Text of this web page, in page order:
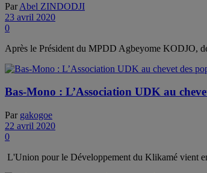
Par Abel ZINDODJI
23 avril 2020
0
Après le Président du MPDD Agbeyome KODJO,
Bas-Mono : L’Association UDK au
Par gakogoe
22 avril 2020
0
L'Union pour le Développement du Klikamé vient